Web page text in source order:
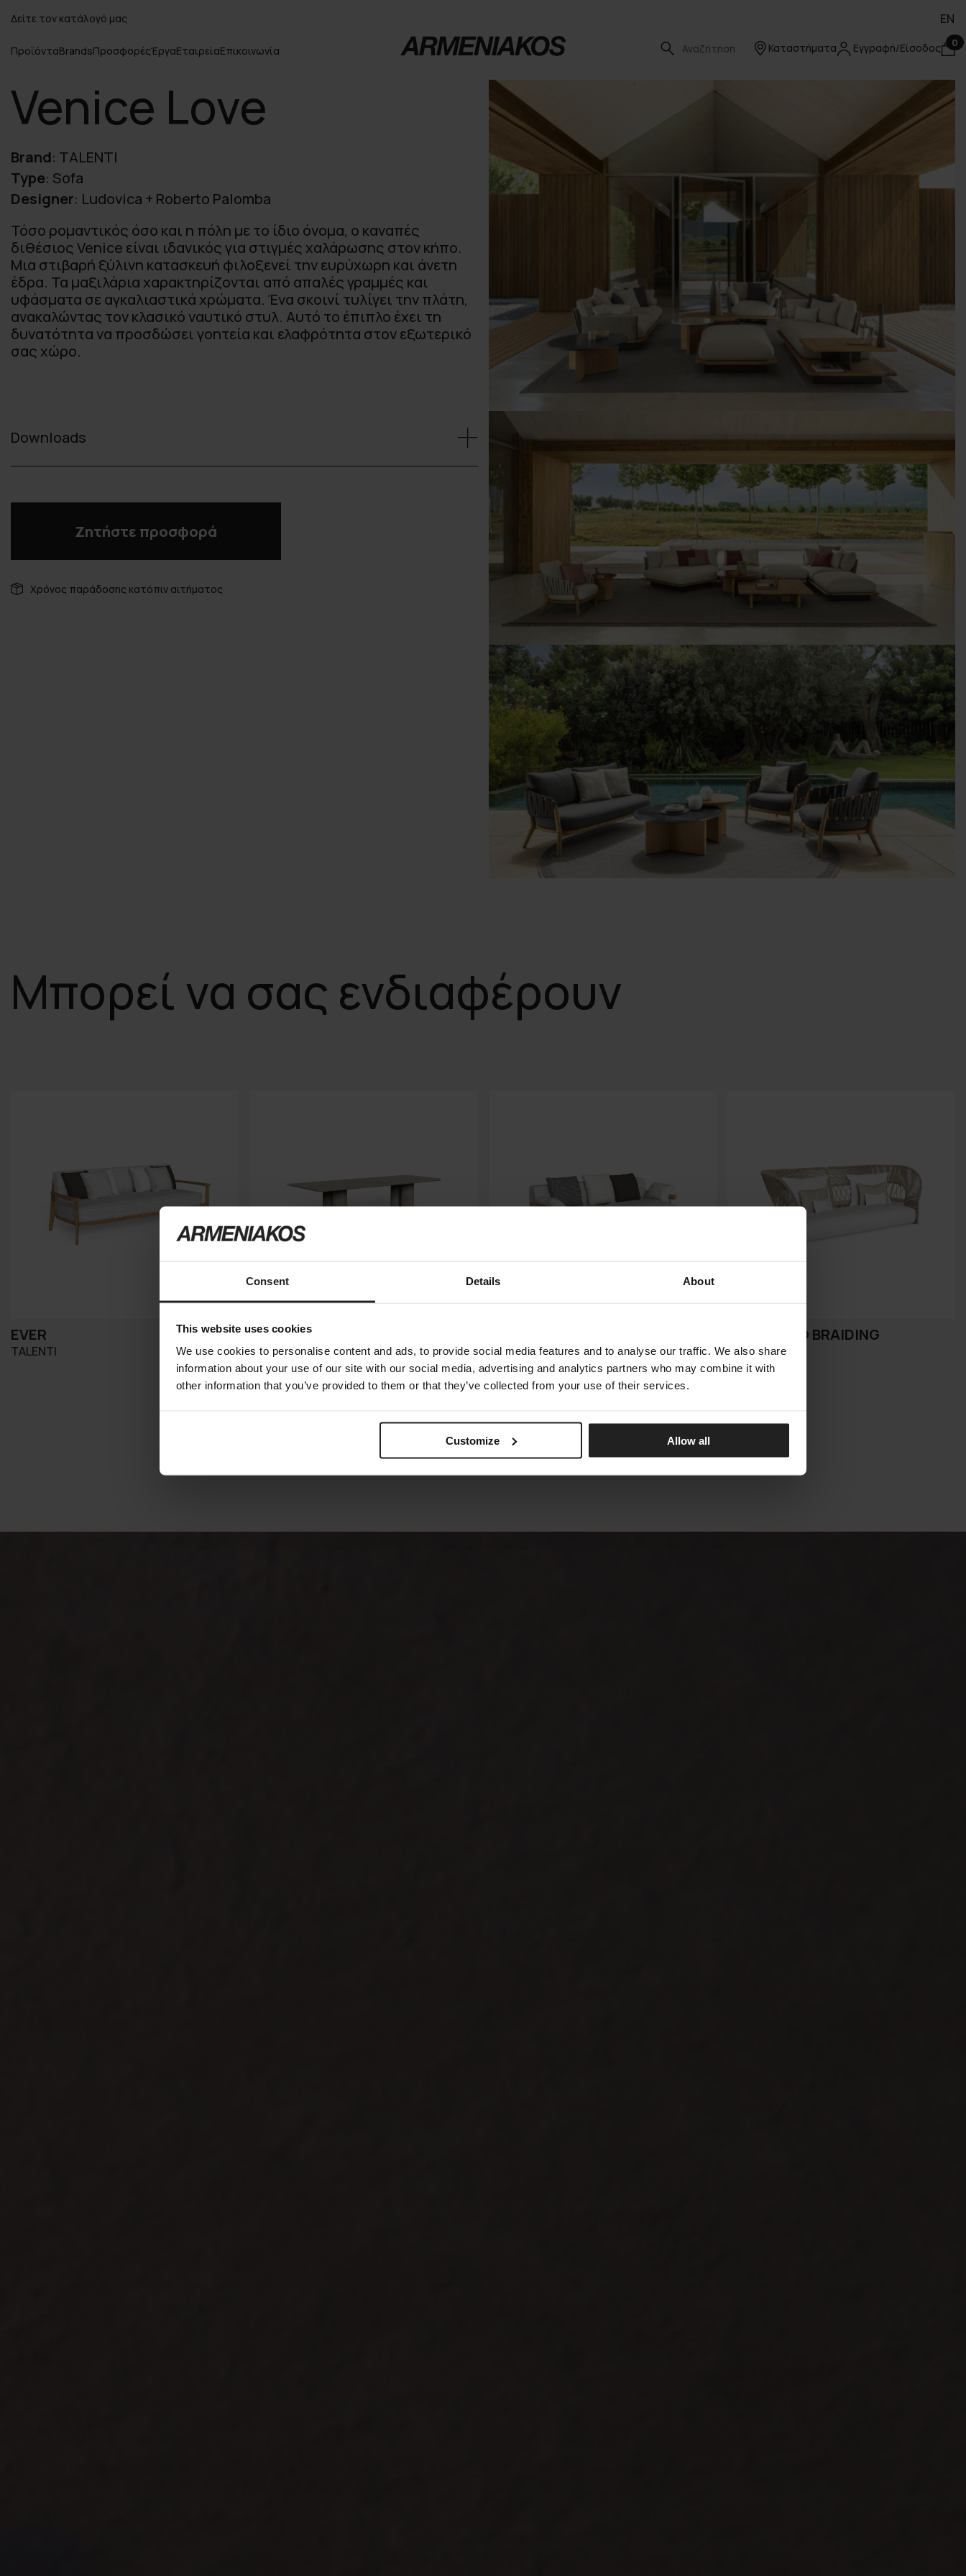
Consent Details About
This website uses cookies
We use cookies to personalise content and ads, to provide social media features and to analyse our traffic. We also share
information about your use of our site with our social media, advertising and analytics partners who may combine it with
other information that you’ve provided to them or that they’ve collected from your use of their services.
Customize Allow all
Δείτε τον κατάλογό μας EN
ΠροϊόνταBrandsΠροσφορέςΈργαΕταιρείαΕπικοινωνία Καταστήματα Εγγραφή/Είσοδος 0
Venice Love
Brand: TALENTI
Type: Sofa
Designer: Ludovica + Roberto Palomba
Τόσο ρομαντικός όσο και η πόλη με το ίδιο όνομα, ο καναπές
διθέσιος Venice είναι ιδανικός για στιγμές χαλάρωσης στον κήπο.
Μια στιβαρή ξύλινη κατασκευή φιλοξενεί την ευρύχωρη και άνετη
έδρα. Τα μαξιλάρια χαρακτηρίζονται από απαλές γραμμές και
υφάσματα σε αγκαλιαστικά χρώματα. Ένα σκοινί τυλίγει την πλάτη,
ανακαλώντας τον κλασικό ναυτικό στυλ. Αυτό το έπιπλο έχει τη
δυνατότητα να προσδώσει γοητεία και ελαφρότητα στον εξωτερικό
σας χώρο.
Downloads
Ζητήστε προσφορά
Χρόνος παράδοσης κατόπιν αιτήματος
Μπορεί να σας ενδιαφέρουν
EVER
TALENTI
SALINAS
TALENTI TALENTI
CLIFF DECÒ BRAIDING
TALENTI